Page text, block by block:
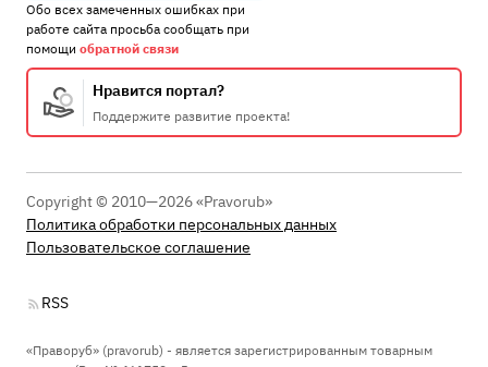
Обо всех замеченных ошибках при
работе сайта просьба сообщать при
помощи обратной связи
Нравится портал?
Поддержите развитие проекта!
Copyright © 2010—2026 «Pravorub»
Политика обработки персональных данных
Пользовательское соглашение
RSS
«Праворуб» (pravorub) - является зарегистрированным товарным